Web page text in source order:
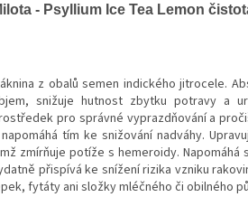
- Psyllium Ice Tea Lemon
z obalů semen indického jitrocele.
snižuje hutnost zbytku potravy a
pro správné vyprazdňování a
tím ke snižování nadváhy.
zmírňuje potíže s hemeroidy.
přispívá ke snížení rizika vzniku
fytáty ani složky mléčného či obilného